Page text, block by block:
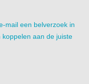
mail een belverzoek in
aan de juiste